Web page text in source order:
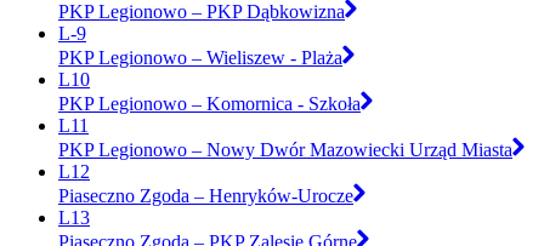
PKP Legionowo – PKP Dąbkowizna
L-9
PKP Legionowo – Wieliszew - Plaża
L10
PKP Legionowo – Komornica - Szkoła
L11
PKP Legionowo – Nowy Dwór Mazowiecki Urząd Miasta
L12
Piaseczno Zgoda – Henryków-Urocze
L13